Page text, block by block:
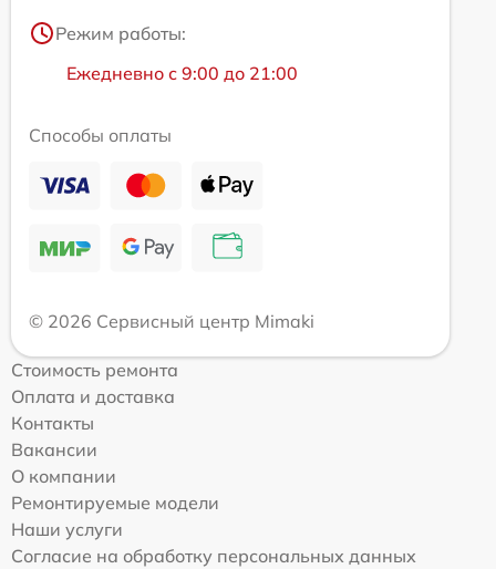
Режим работы:
Ежедневно с 9:00 до 21:00
Способы оплаты
© 2026 Сервисный центр Mimaki
Стоимость ремонта
Оплата и доставка
Контакты
Вакансии
О компании
Ремонтируемые модели
Наши услуги
Согласие на обработку персональных данных